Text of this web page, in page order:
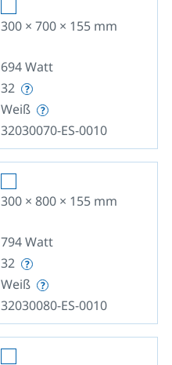
300 × 700 × 155 mm
694Watt
32
Weiß
32030070-ES-0010
300 × 800 × 155 mm
794Watt
32
Weiß
32030080-ES-0010